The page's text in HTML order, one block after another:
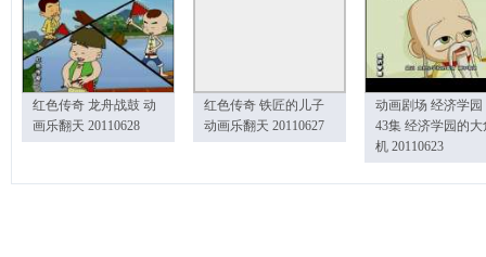
红色传奇 龙舟战鼓 动
画乐翻天 20110628
红色传奇 铁匠的儿子
动画乐翻天 20110627
动画剧场 经济学园
43集 经济学园的大
机 20110623